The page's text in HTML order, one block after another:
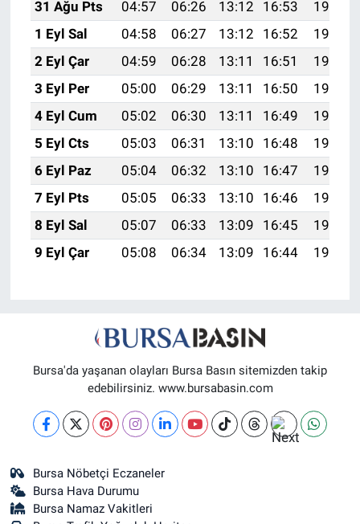
31 Ağu Pts
04:57 06:26 13:12 16:53
19:48
1 Eyl Sal
04:58 06:27 13:12 16:52
19:47
2 Eyl Çar
04:59 06:28 13:11 16:51
19:45
3 Eyl Per
05:00 06:29 13:11 16:50
19:44
4 Eyl Cum
05:02 06:30 13:11 16:49
19:42
5 Eyl Cts
05:03 06:31 13:10 16:48
19:40
6 Eyl Paz
05:04 06:32 13:10 16:47
19:39
7 Eyl Pts
05:05 06:33 13:10 16:46
19:37
8 Eyl Sal
05:07 06:33 13:09 16:45
19:35
9 Eyl Çar
05:08 06:34 13:09 16:44 19:34
Bursa'da yaşanan olayları Bursa Basın sitemizden takip
edebilirsiniz. www.bursabasin.com
Bursa Nöbetçi Eczaneler
Bursa Hava Durumu
Bursa Namaz Vakitleri